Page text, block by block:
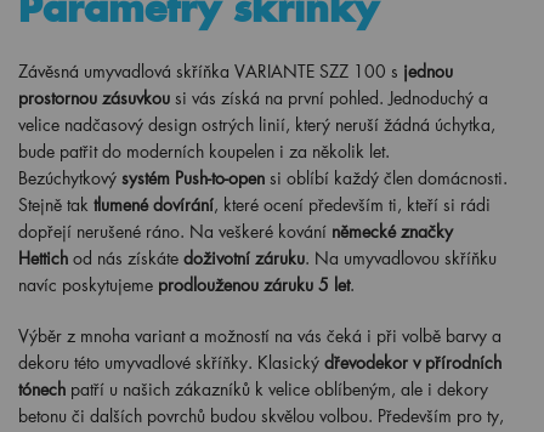
Závěsná umyvadlová skříňka VARIANTE SZZ 100 s jednou
prostornou zásuvkou si vás získá na první pohled. Jednoduchý a
velice nadčasový design ostrých linií, který neruší žádná úchytka,
bude patřit do moderních koupelen i za několik let.
Bezúchytkový systém Push-to-open si oblíbí každý člen domácnosti.
Stejně tak tlumené dovírání, které ocení především ti, kteří si rádi
dopřejí nerušené ráno. Na veškeré kování německé značky
Hettich od nás získáte doživotní záruku. Na umyvadlovou skříňku
navíc poskytujeme prodlouženou záruku 5 let.
Výběr z mnoha variant a možností na vás čeká i při volbě barvy a
dekoru této umyvadlové skříňky. Klasický dřevodekor v přírodních
tónech patří u našich zákazníků k velice oblíbeným, ale i dekory
betonu či dalších povrchů budou skvělou volbou. Především pro ty,